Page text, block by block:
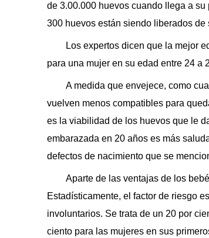
de 3.00.000 huevos cuando llega a
300 huevos están siendo liberados de
Los expertos dicen que la mejor
para una mujer en su edad entre 24 a
A medida que envejece, como
vuelven menos compatibles para
es la viabilidad de los huevos que le
embarazada en 20 años es más
defectos de nacimiento que se
Aparte de las ventajas de los
Estadísticamente, el factor de riesgo
involuntarios. Se trata de un 20 por
ciento para las mujeres en sus